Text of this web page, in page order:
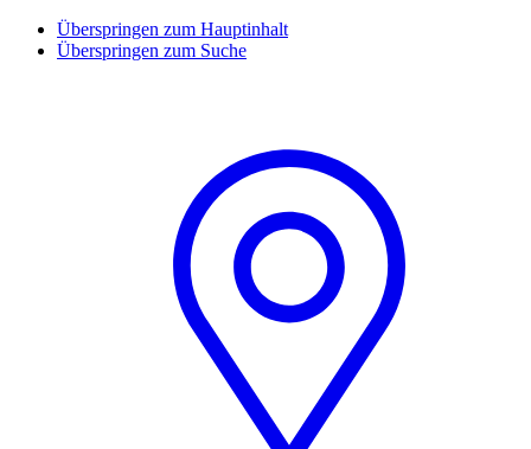
Überspringen zum Hauptinhalt
Überspringen zum Suche